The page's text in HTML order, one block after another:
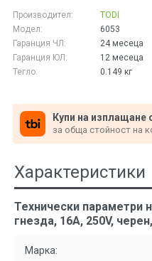
Производител:
TODI
Модел:
6053
Гаранция ЧЛ:
24 месеца
Гаранция ЮЛ:
12 месеца
Тегло:
0.149 кг
Купи на изплащане
за обща стойност на
Характеристики
Технически параметри
гнезда, 16А, 250V,
Марка: